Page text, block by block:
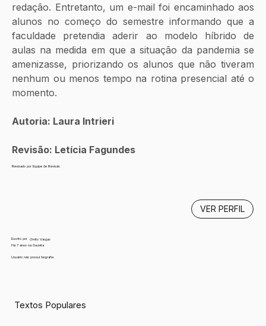
redação. Entretanto, um e-mail foi encaminhado aos
alunos no começo do semestre informando que a
faculdade pretendia aderir ao modelo híbrido de
aulas na medida em que a situação da pandemia se
amenizasse, priorizando os alunos que não tiveram
nenhum ou menos tempo na rotina presencial até o
momento.
Autoria: Laura Intrieri
Revisão: Letícia Fagundes
Revisado por Equipe de Revisão
Escrito por
Ornito Vargas
Há 7 anos na Gazeta
Usuário não possui biografia
VER PERFIL
Textos Populares